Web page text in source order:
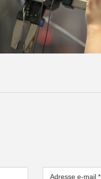
Adresse e-mail*